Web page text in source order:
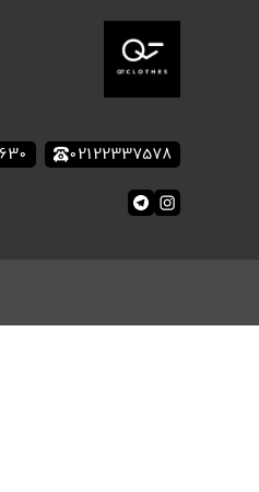
۰۲۱۲۲۳۳۷۵۷۸